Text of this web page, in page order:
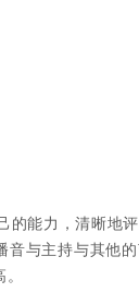
的能力，清晰地
音与主持与其他